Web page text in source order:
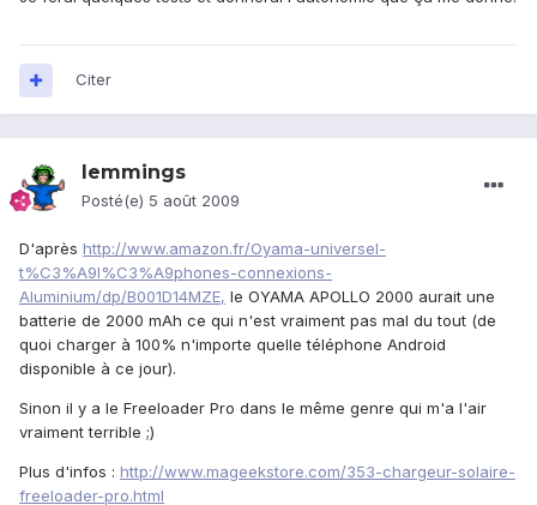
Citer
lemmings
Posté(e) 5 août 2009
D'après http://www.amazon.fr/Oyama-universel-
t%C3%A9l%C3%A9phones-connexions-
Aluminium/dp/B001D14MZE, le OYAMA APOLLO 2000 aurait une
batterie de 2000 mAh ce qui n'est vraiment pas mal du tout (de
quoi charger à 100% n'importe quelle téléphone Android
disponible à ce jour).
Sinon il y a le Freeloader Pro dans le même genre qui m'a l'air
vraiment terrible ;)
Plus d'infos : http://www.mageekstore.com/353-chargeur-solaire-
freeloader-pro.html